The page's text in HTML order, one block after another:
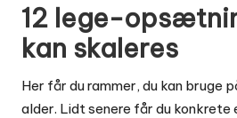
12 lege-
kan skaleres
Her får du rammer, du kan bruge
alder. Lidt senere får du konkrete